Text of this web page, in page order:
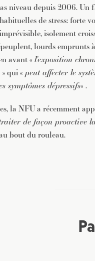
niveau depuis 2006. Un
de stress: forte
isolement
lourds emprunts à
avant « l’exposition
» qui « peut affecter le
symptômes dépressifs« .
la NFU a récemment
de façon proactive
bout du rouleau.